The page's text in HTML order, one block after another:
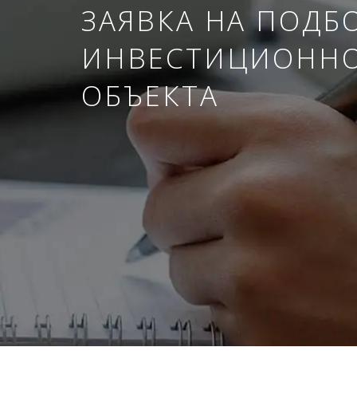
ЗАЯВКА НА
ОБЪЕКТА